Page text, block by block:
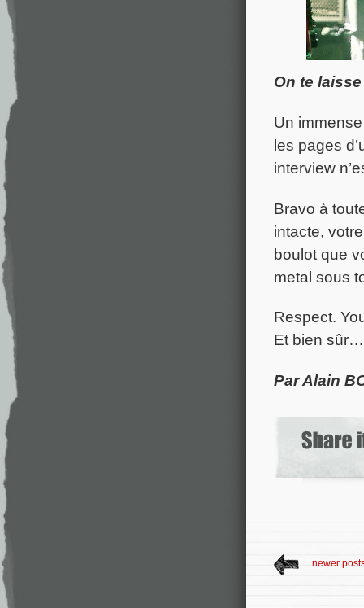
On te
Un
les pages
interview
Bravo à
intacte,
boulot que
metal sous
Respect.
Et bien
Par Alain
newer